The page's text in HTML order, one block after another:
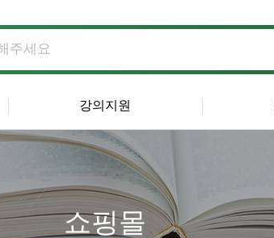
강의지원
쇼핑몰